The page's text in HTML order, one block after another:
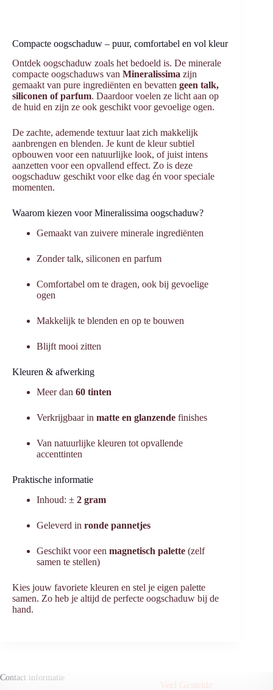
Compacte oogschaduw – puur, comfortabel en vol kleur
Ontdek oogschaduw zoals het bedoeld is. De minerale
compacte oogschaduws van Mineralissima zijn
gemaakt van pure ingrediënten en bevatten geen talk,
siliconen of parfum. Daardoor voelen ze licht aan op
de huid en zijn ze ook geschikt voor gevoelige ogen.
De zachte, ademende textuur laat zich makkelijk
aanbrengen en blenden. Je kunt de kleur subtiel
opbouwen voor een natuurlijke look, of juist intens
aanzetten voor een opvallend effect. Zo is deze
oogschaduw geschikt voor elke dag én voor speciale
momenten.
Waarom kiezen voor Mineralissima oogschaduw?
Gemaakt van zuivere minerale ingrediënten
Zonder talk, siliconen en parfum
Comfortabel om te dragen, ook bij gevoelige
ogen
Makkelijk te blenden en op te bouwen
Blijft mooi zitten
Kleuren & afwerking
Meer dan 60 tinten
Verkrijgbaar in matte en glanzende finishes
Van natuurlijke kleuren tot opvallende
accenttinten
Praktische informatie
Inhoud: ± 2 gram
Geleverd in ronde pannetjes
Geschikt voor een magnetisch palette (zelf
samen te stellen)
Kies jouw favoriete kleuren en stel je eigen palette
samen. Zo heb je altijd de perfecte oogschaduw bij de
hand.
Contact informatie
Veel Gestelde